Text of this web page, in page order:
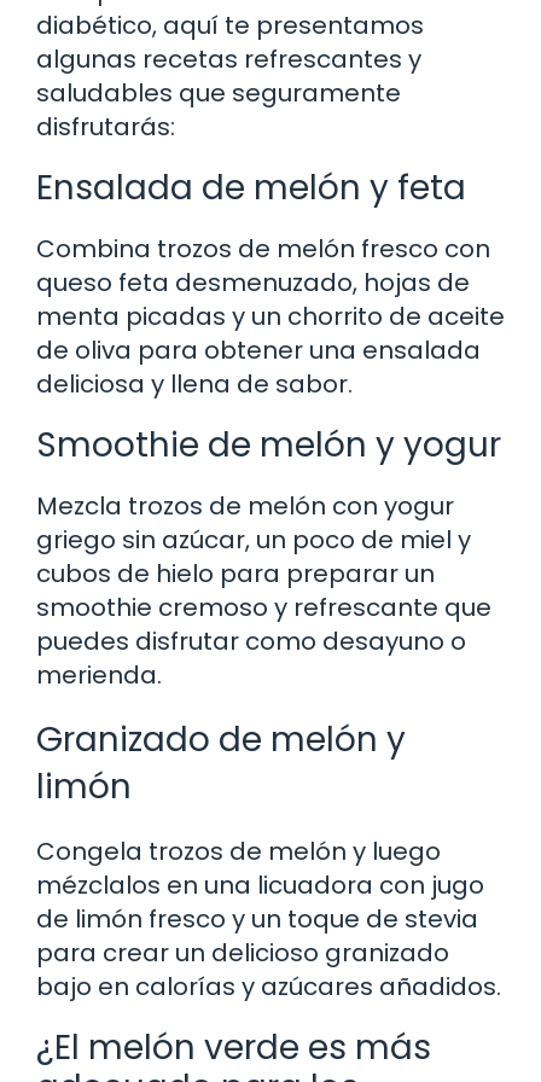
diabético, aquí te presentamos
algunas recetas refrescantes y
saludables que seguramente
disfrutarás:
Ensalada de melón y feta
Combina trozos de melón fresco con
queso feta desmenuzado, hojas de
menta picadas y un chorrito de aceite
de oliva para obtener una ensalada
deliciosa y llena de sabor.
Smoothie de melón y yogur
Mezcla trozos de melón con yogur
griego sin azúcar, un poco de miel y
cubos de hielo para preparar un
smoothie cremoso y refrescante que
puedes disfrutar como desayuno o
merienda.
Granizado de melón y
limón
Congela trozos de melón y luego
mézclalos en una licuadora con jugo
de limón fresco y un toque de stevia
para crear un delicioso granizado
bajo en calorías y azúcares añadidos.
¿El melón verde es más